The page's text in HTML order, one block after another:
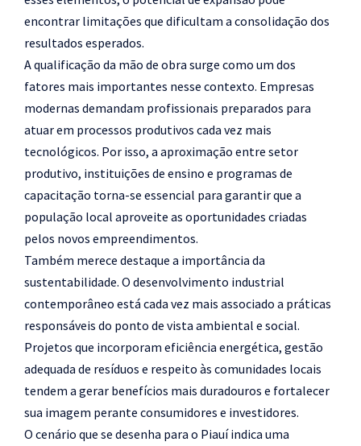
encontrar limitações que dificultam a consolidação dos
resultados esperados.
A qualificação da mão de obra surge como um dos
fatores mais importantes nesse contexto. Empresas
modernas demandam profissionais preparados para
atuar em processos produtivos cada vez mais
tecnológicos. Por isso, a aproximação entre setor
produtivo, instituições de ensino e programas de
capacitação torna-se essencial para garantir que a
população local aproveite as oportunidades criadas
pelos novos empreendimentos.
Também merece destaque a importância da
sustentabilidade. O desenvolvimento industrial
contemporâneo está cada vez mais associado a práticas
responsáveis do ponto de vista ambiental e social.
Projetos que incorporam eficiência energética, gestão
adequada de resíduos e respeito às comunidades locais
tendem a gerar benefícios mais duradouros e fortalecer
sua imagem perante consumidores e investidores.
O cenário que se desenha para o Piauí indica uma